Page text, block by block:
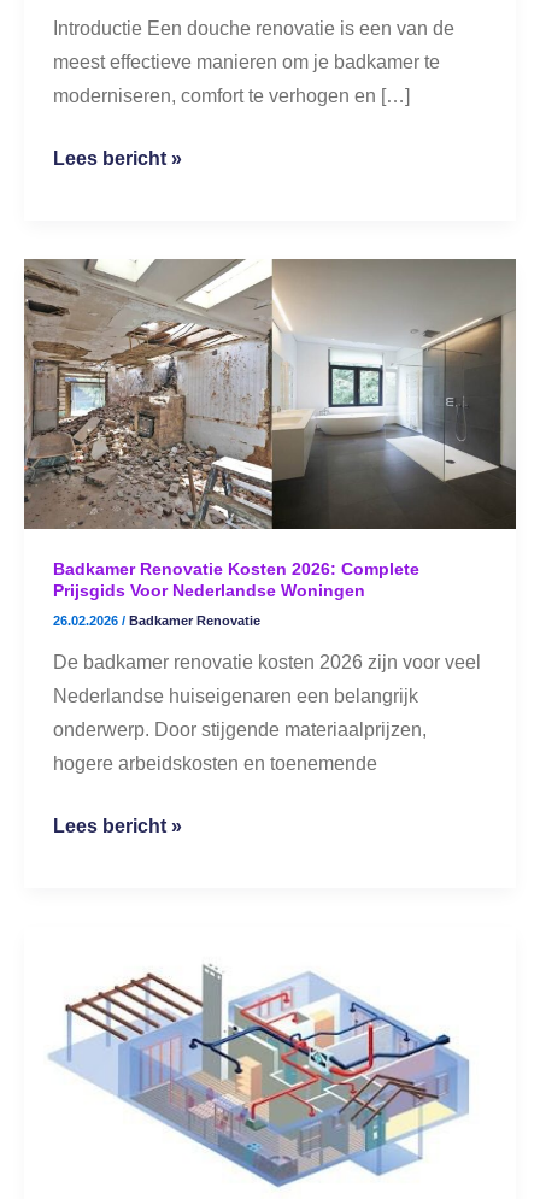
Introductie Een douche renovatie is een van de
meest effectieve manieren om je badkamer te
moderniseren, comfort te verhogen en […]
Lees bericht »
Badkamer Renovatie Kosten 2026: Complete
Prijsgids Voor Nederlandse Woningen
26.02.2026 / Badkamer Renovatie
De badkamer renovatie kosten 2026 zijn voor veel
Nederlandse huiseigenaren een belangrijk
onderwerp. Door stijgende materiaalprijzen,
hogere arbeidskosten en toenemende
Badkamer
renovatie
kosten
2026:
Complete
prijsgids
voor
Nederlandse
Lees bericht »
Toevoer,
Gebalanceerd
en
Warmteterugwinning